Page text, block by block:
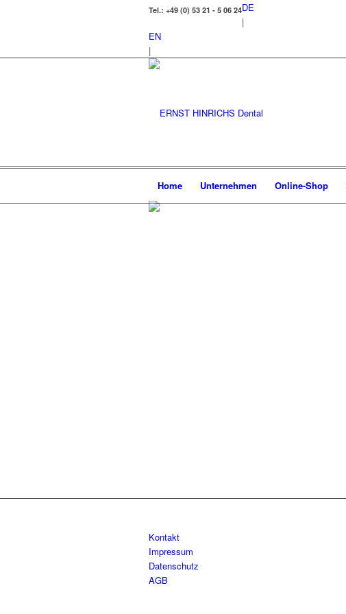
Tel.: +49 (0) 53 21 - 5 06 24DE
|
EN
|
Home Unternehmen Online-Shop
Kontakt
Impressum
Datenschutz
AGB